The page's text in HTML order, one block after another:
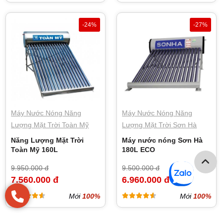
-24%
Máy Nước Nóng Năng
Lượng Mặt Trời Toàn Mỹ
Năng Lượng Mặt Trời
Toàn Mỹ 160L
9.950.000 đ
7.560.000 đ
Mới100%
-27%
Máy Nước Nóng Năng
Lượng Mặt Trời Sơn Hà
Máy nước nóng Sơn Hà
180L ECO
9.500.000 đ
6.960.000 đ
Mới100%